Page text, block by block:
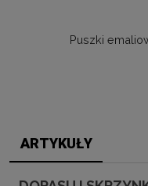
Puszki
ARTYKUŁY